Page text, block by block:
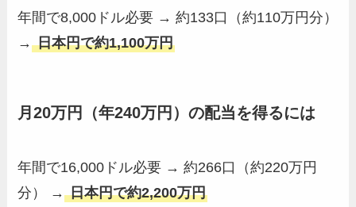
年間で8,000ドル必要 → 約133口（約110万円分）
→ 日本円で約1,100万円
月20万円（年240万円）の配当を得るには
年間で16,000ドル必要 → 約266口（約220万円
分） → 日本円で約2,200万円